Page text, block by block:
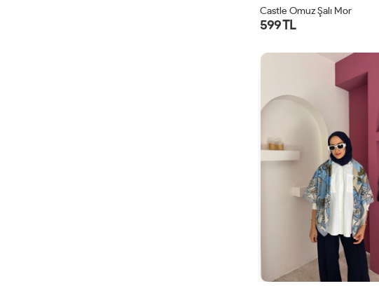
STD
Castle Omuz Şalı Mor
599 TL